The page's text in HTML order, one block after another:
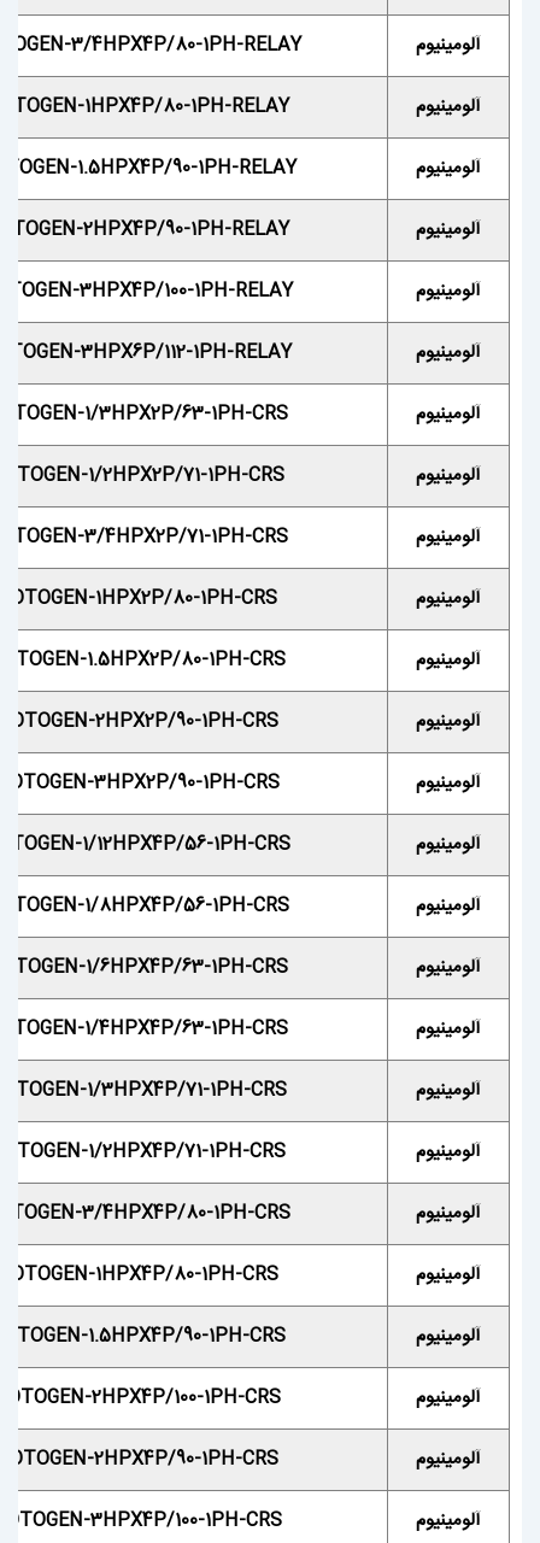
آلومینیوم 3/4HPX4P/80-1PH-RELAY
آلومینیوم 1HPX4P/80-1PH-RELAY
آلومینیوم 1.5HPX4P/90-1PH-RELAY
آلومینیوم 2HPX4P/90-1PH-RELAY
آلومینیوم 3HPX4P/100-1PH-RELAY
آلومینیوم 3HPX6P/112-1PH-RELAY
آلومینیوم 1/3HPX2P/63-1PH-CRS
آلومینیوم 1/2HPX2P/71-1PH-CRS
آلومینیوم 3/4HPX2P/71-1PH-CRS
آلومینیوم 1HPX2P/80-1PH-CRS
آلومینیوم 1.5HPX2P/80-1PH-CRS
آلومینیوم 2HPX2P/90-1PH-CRS
آلومینیوم 3HPX2P/90-1PH-CRS
آلومینیوم 1/12HPX4P/56-1PH-CRS
آلومینیوم 1/8HPX4P/56-1PH-CRS
آلومینیوم 1/6HPX4P/63-1PH-CRS
آلومینیوم 1/4HPX4P/63-1PH-CRS
آلومینیوم 1/3HPX4P/71-1PH-CRS
آلومینیوم 1/2HPX4P/71-1PH-CRS
آلومینیوم 3/4HPX4P/80-1PH-CRS
آلومینیوم 1HPX4P/80-1PH-CRS
آلومینیوم 1.5HPX4P/90-1PH-CRS
آلومینیوم 2HPX4P/100-1PH-CRS
آلومینیوم 2HPX4P/90-1PH-CRS
آلومینیوم 3HPX4P/100-1PH-CRS